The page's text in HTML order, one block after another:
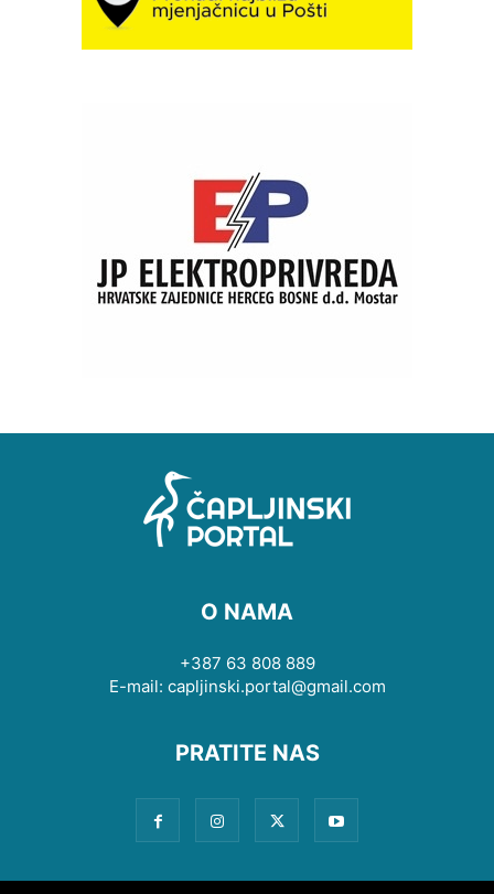
O NAMA
+387 63 808 889
E-mail: capljinski.portal@gmail.com
PRATITE NAS